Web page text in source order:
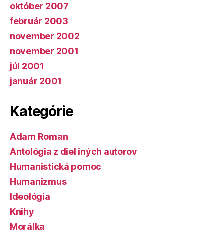
október 2007
február 2003
november 2002
november 2001
júl 2001
január 2001
Kategórie
Adam Roman
Antológia z diel iných autorov
Humanistická pomoc
Humanizmus
Ideológia
Knihy
Morálka